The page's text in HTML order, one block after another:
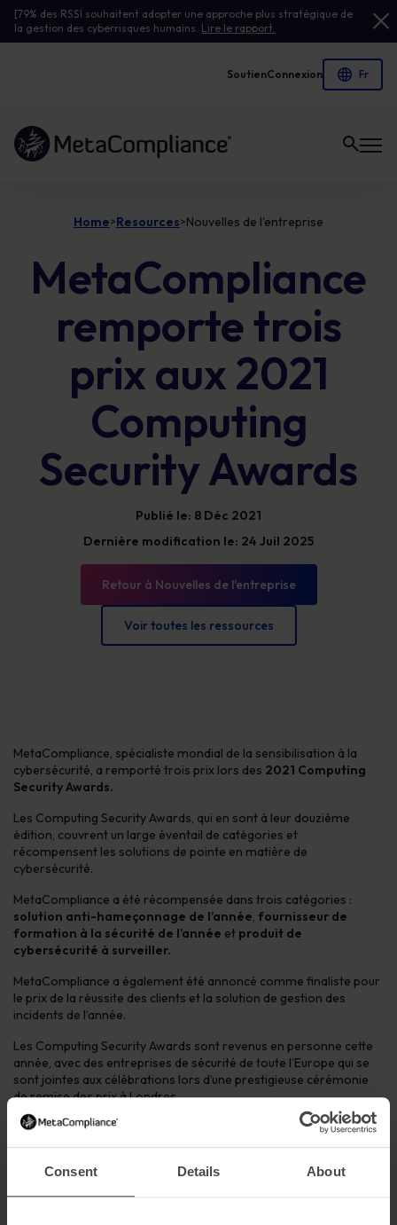
Consent Details About
[79% des RSSI souhaitent adopter une approche plus stratégique de
la gestion des cyberrisques humains. Lire le rapport.
SoutienConnexion
Lien vers la page d'accueil
Home>Resources>Nouvelles de l'entreprise
MetaCompliance
remporte trois
prix aux 2021
Computing
Security Awards
Publié le: 8 Déc 2021
Dernière modification le: 24 Juil 2025
Retour à Nouvelles de l'entreprise
Voir toutes les ressources
MetaCompliance, spécialiste mondial de la sensibilisation à la
cybersécurité, a remporté trois prix lors des 2021 Computing
Security Awards.
Les Computing Security Awards, qui en sont à leur douzième
édition, couvrent un large éventail de catégories et
récompensent les solutions de pointe en matière de
cybersécurité.
MetaCompliance a été récompensée dans trois catégories :
solution anti-hameçonnage de l’année, fournisseur de
formation à la sécurité de l’année et produit de
cybersécurité à surveiller.
MetaCompliance a également été annoncé comme finaliste pour
le prix de la réussite des clients et la solution de gestion des
incidents de l’année.
Les Computing Security Awards sont revenus en personne cette
année, avec des entreprises de sécurité de toute l’Europe qui se
sont jointes aux célébrations lors d’une prestigieuse cérémonie
de remise des prix à Londres.
Robert O’Brien, PDG de MetaCompliance, a commenté
l’événement :« Nous sommes honorés d’avoir remporté trois prix
démontrela force de notre solution de formation à la
sensibilisation à la sécurité et sa capacité à se démarquer sur un